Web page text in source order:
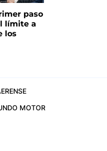
paso
límite a
los
MOTOR